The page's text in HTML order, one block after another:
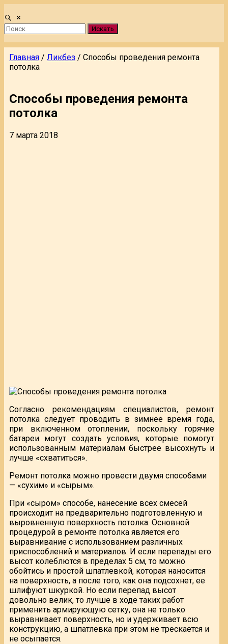
Искать
Главная / Ликбез / Способы проведения ремонта
потолка
Способы проведения ремонта
потолка
7 марта 2018
Согласно рекомендациям специалистов, ремонт
потолка следует проводить в зимнее время года,
при включенном отоплении, поскольку горячие
батареи могут создать условия, которые помогут
использованным материалам быстрее высохнуть и
лучше «схватиться».
Ремонт потолка можно провести двумя способами
— «сухим» и «сырым».
При «сыром» способе, нанесение всех смесей
происходит на предварительно подготовленную и
выровненную поверхность потолка. Основной
процедурой в ремонте потолка является его
выравнивание с использованием различных
приспособлений и материалов. И если перепады его
высот колеблются в пределах 5 см, то можно
обойтись и простой шпатлевкой, которая наносится
на поверхность, а после того, как она подсохнет, ее
шлифуют шкуркой. Но если перепад высот
довольно велик, то лучше в ходе таких работ
применить армирующую сетку, она не только
выравнивает поверхность, но и удерживает всю
конструкцию, а шпатлевка при этом не трескается и
не осыпается.